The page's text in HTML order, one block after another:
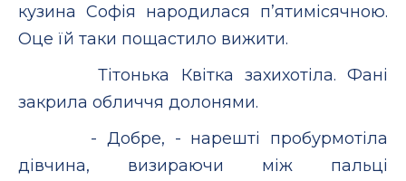
кузина Софія народилася п’ятимісячною.
Оце їй таки пощастило вижити.
Тітонька Квітка захихотіла. Фані
закрила обличчя долонями.
- Добре, - нарешті пробурмотіла
дівчина, визираючи між пальці